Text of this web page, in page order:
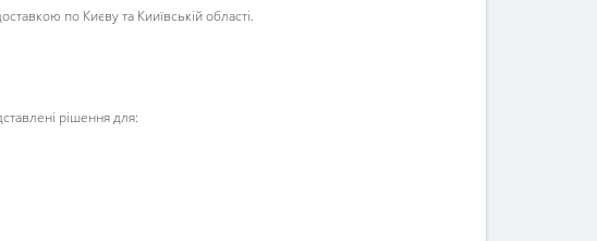
по Києву та Кииївській області.
рішення для: